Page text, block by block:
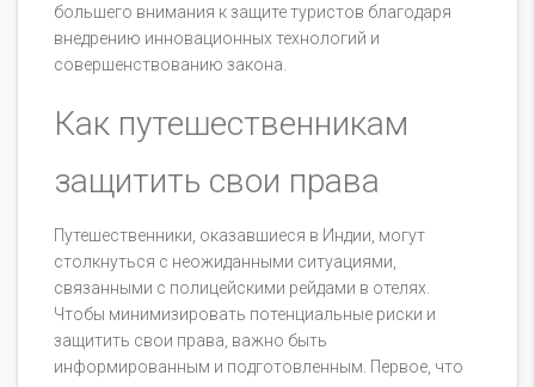
большего внимания к защите туристов благодаря
внедрению инновационных технологий и
совершенствованию закона.
Как путешественникам
защитить свои права
Путешественники, оказавшиеся в Индии, могут
столкнуться с неожиданными ситуациями,
связанными с полицейскими рейдами в отелях.
Чтобы минимизировать потенциальные риски и
защитить свои права, важно быть
информированным и подготовленным. Первое, что